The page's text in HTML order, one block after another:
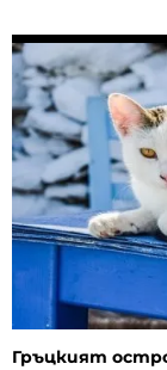
Гръцкият